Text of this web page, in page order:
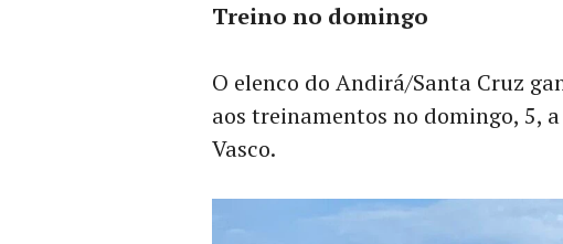
Treino no domingo
O elenco do Andirá/Santa Cruz
aos treinamentos no domingo, 5,
Vasco.